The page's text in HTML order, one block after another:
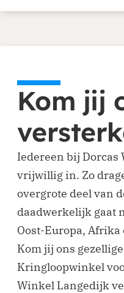
Kom jij
Iedereen bij
vrijwillig in. Zo
overgrote deel van
daadwerkelijk gaat
Oost-Europa,
Kom jij ons
Kringloopwinkel
Winkel Langedijk